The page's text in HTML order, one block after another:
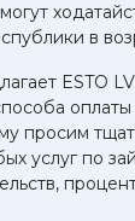
могут
в
ESTO
просим
услуг по